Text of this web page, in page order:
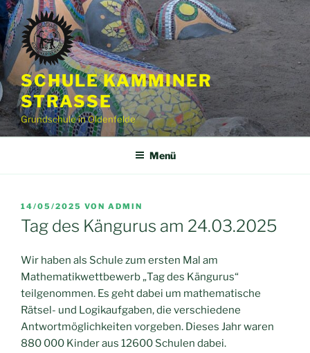
Zum
Inhalt
springen
SCHULE KAMMINER
STRASSE
Grundschule in Oldenfelde
Menü
VERÖFFENTLICHT
AM
14/05/2025 VON ADMIN
Tag des Kängurus am 24.03.2025
Wir haben als Schule zum ersten Mal am
Mathematikwettbewerb „Tag des Kängurus“
teilgenommen. Es geht dabei um mathematische
Rätsel- und Logikaufgaben, die verschiedene
Antwortmöglichkeiten vorgeben. Dieses Jahr waren
880 000 Kinder aus 12600 Schulen dabei.